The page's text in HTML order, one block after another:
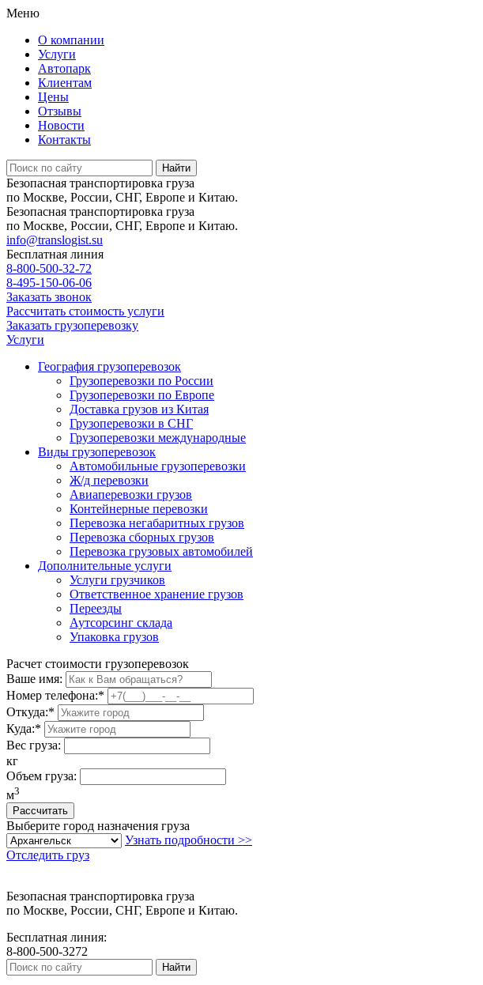
Меню
О компании
Услуги
Автопарк
Клиентам
Цены
Отзывы
Новости
Контакты
Безопасная транспортировка груза
по Москве, России, СНГ, Европе и Китаю.
Безопасная транспортировка груза
по Москве, России, СНГ, Европе и Китаю.
info@translogist.su
Бесплатная линия
8-800-500-32-72
8-495-150-06-06
Заказать звонок
Рассчитать стоимость услуги
Заказать грузоперевозку
Услуги
География грузоперевозок
Грузоперевозки по России
Грузоперевозки по Европе
Доставка грузов из Китая
Грузоперевозки в СНГ
Грузоперевозки международные
Виды грузоперевозок
Автомобильные грузоперевозки
Ж/д перевозки
Авиаперевозки грузов
Контейнерные перевозки
Перевозка негабаритных грузов
Перевозка сборных грузов
Перевозка грузовых автомобилей
Дополнительные услуги
Услуги грузчиков
Ответственное хранение грузов
Переезды
Аутсорсинг склада
Упаковка грузов
Расчет стоимости грузоперевозок
Ваше имя:
Номер телефона:*
Откуда:*
Куда:*
Вес груза:
кг
Объем груза:
м3
Выберите город назначения груза
Узнать подробности >>
Отследить груз
Безопасная транспортировка груза
по Москве, России, СНГ, Европе и Китаю.
Бесплатная линия:
8-800-500-3272